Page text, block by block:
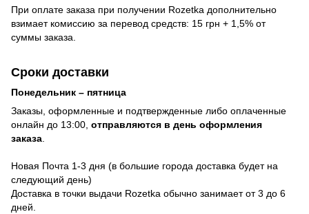
При оплате заказа при получении Rozetka дополнительно
взимает комиссию за перевод средств: 15 грн + 1,5% от
суммы заказа.
Сроки доставки
Понедельник – пятница
Заказы, оформленные и подтвержденные либо оплаченные
онлайн до 13:00, отправляются в день оформления
заказа.
Новая Почта 1-3 дня (в большие города доставка будет на
следующий день)
Доставка в точки выдачи Rozetka обычно занимает от 3 до 6
дней.